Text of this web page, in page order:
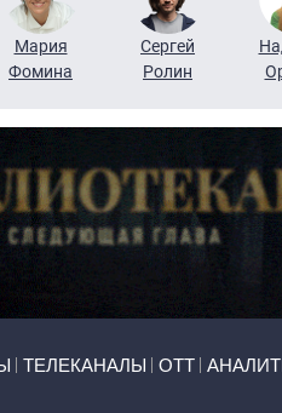
Мария
Фомина
Сергей
Ролин
ТЕЛЕКАНАЛЫ ОТТ